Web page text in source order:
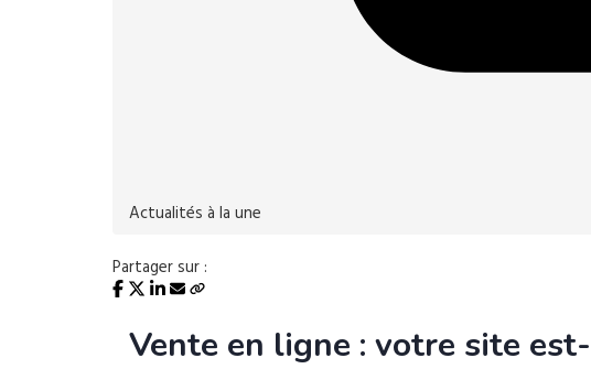
Actualités à la une
Partager sur :
Vente en ligne : votre site